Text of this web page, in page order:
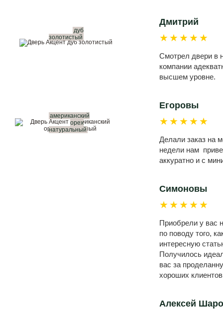
дуб
золотистый
американский
орех
натуральный
Дмитрий
★★★★★
Смотрел двери в
компании
высшем уровне.
Егоровы
★★★★★
Делали заказ на
недели нам
аккуратно и с
Симоновы
★★★★★
Приобрели у вас
по поводу того,
интересную
Получилось
вас за
хороших
Алексей